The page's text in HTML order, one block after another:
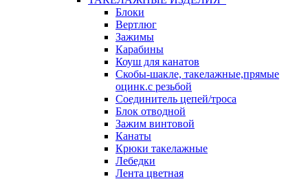
Блоки
Вертлюг
Зажимы
Карабины
Коуш для канатов
Скобы-шакле, такелажные,прямые
оцинк.с резьбой
Соединитель цепей/троса
Блок отводной
Зажим винтовой
Канаты
Крюки такелажные
Лебедки
Лента цветная